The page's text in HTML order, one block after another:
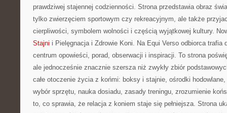
prawdziwej stajennej codzienności. Strona przedstawia obraz
tylko zwierzęciem sportowym czy rekreacyjnym, ale także
cierpliwości, symbolem wolności i częścią wyjątkowej kultury.
Stajni i Pielęgnacja i Zdrowie Koni. Na Equi Verso odbiorca trafia
centrum opowieści, porad, obserwacji i inspiracji. To strona
ale jednocześnie znacznie szersza niż zwykły zbiór
całe otoczenie życia z końmi: boksy i stajnie, ośrodki
wybór sprzętu, nauka dosiadu, zasady treningu, zrozumienie
to, co sprawia, że relacja z koniem staje się pełniejsza. Strona